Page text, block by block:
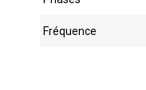
Fréquence